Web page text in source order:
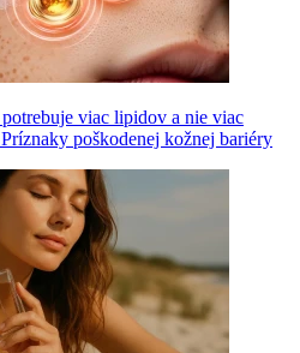
viac lipidov a nie viac
poškodenej kožnej bariéry